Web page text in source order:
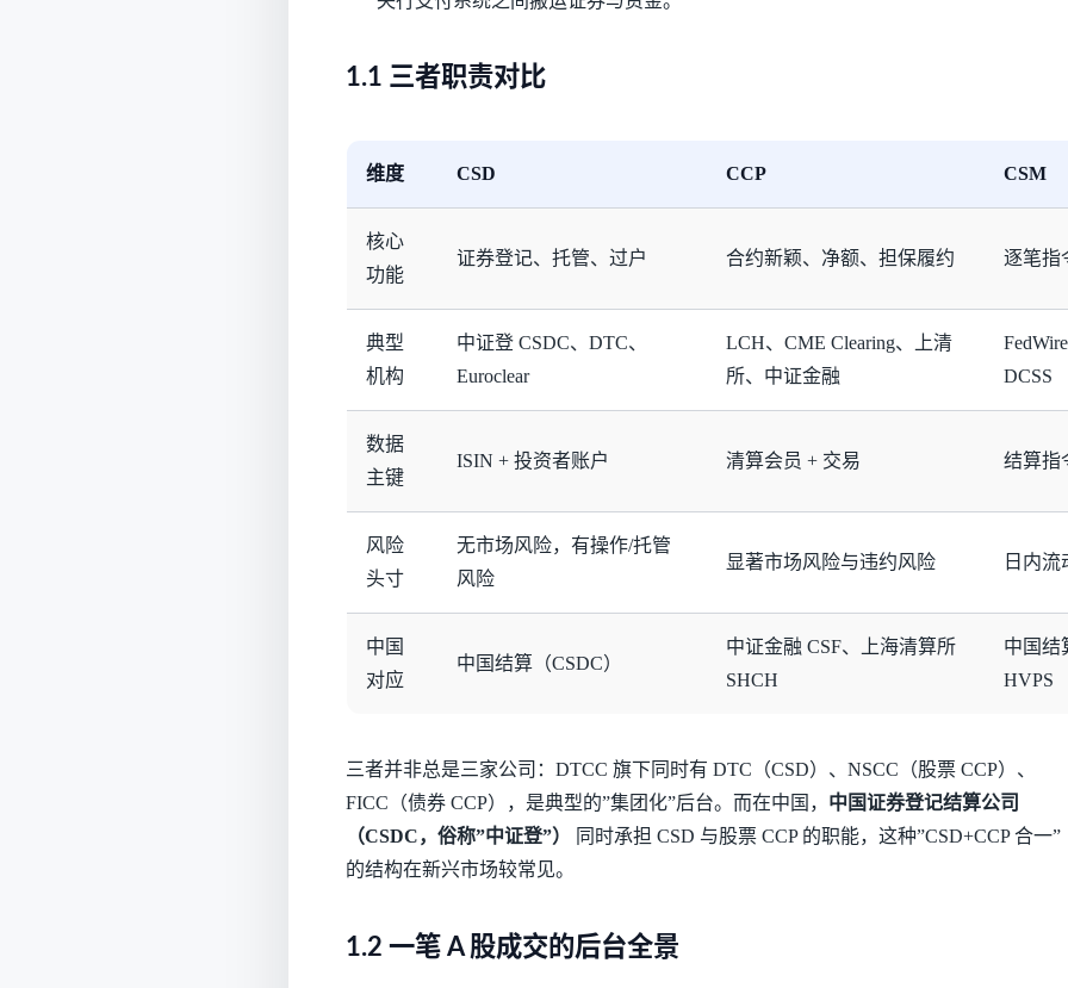
1.1 三者职责对比
维度 CSD CCP CSM
核心
功能
证券登记、托管、过户 合约新颖、净额、担保履约 逐笔指
典型
机构
中证登 CSDC、DTC、
Euroclear
LCH、CME Clearing、上清
所、中证金融
DCSS
数据
主键
ISIN + 投资者账户 清算会员 + 交易 结算指
风险
头寸
无市场风险，有操作/托管
风险
显著市场风险与违约风险 日内流
中国
对应
中国结算（CSDC）
中证金融 CSF、上海清算所
SHCH
中国结
HVPS
三者并非总是三家公司：DTCC 旗下同时有 DTC（CSD）、NSCC（股票 CCP）、
FICC（债券 CCP），是典型的”集团化”后台。而在中国， 中国证券登记结算公司
（CSDC，俗称”中证登”）
同时承担 CSD 与股票 CCP 的职能，这种”CSD+CCP 合一”
的结构在新兴市场较常见。
1.2 一笔 A 股成交的后台全景